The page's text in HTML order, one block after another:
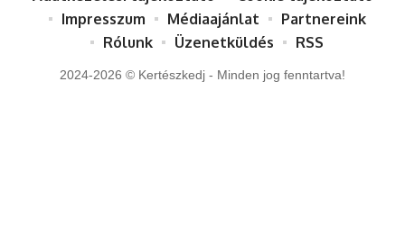
2024-2026 © Kertészkedj - Minden jog fenntartva!
Impresszum
Médiaajánlat
Partnereink
Rólunk
Üzenetküldés RSS